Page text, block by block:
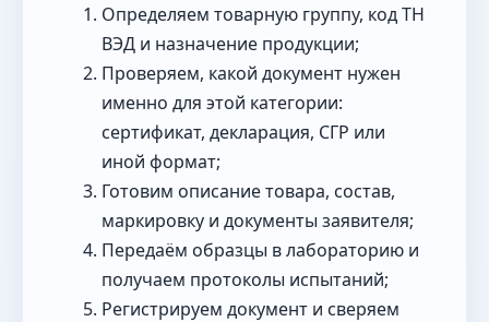
Определяем товарную группу, код ТН
ВЭД и назначение продукции;
Проверяем, какой документ нужен
именно для этой категории:
сертификат, декларация, СГР или
иной формат;
Готовим описание товара, состав,
маркировку и документы заявителя;
Передаём образцы в лабораторию и
получаем протоколы испытаний;
Регистрируем документ и сверяем